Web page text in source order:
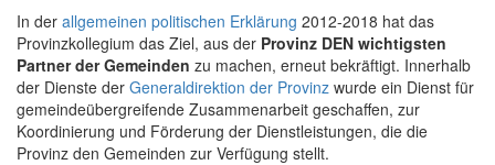
In der allgemeinen politischen Erklärung 2012-2018 hat das
Provinzkollegium das Ziel, aus der Provinz DEN wichtigsten
Partner der Gemeinden zu machen, erneut bekräftigt. Innerhalb
der Dienste der Generaldirektion der Provinz wurde ein Dienst für
gemeindeübergreifende Zusammenarbeit geschaffen, zur
Koordinierung und Förderung der Dienstleistungen, die die
Provinz den Gemeinden zur Verfügung stellt.